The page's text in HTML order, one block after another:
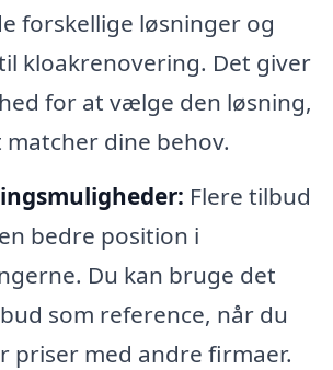
forskellige løsninger og
kloakrenovering. Det giver
for at vælge den løsning,
dine behov.
Flere tilbud
bedre position i
Du kan bruge det
som reference, når du
priser med andre firmaer.